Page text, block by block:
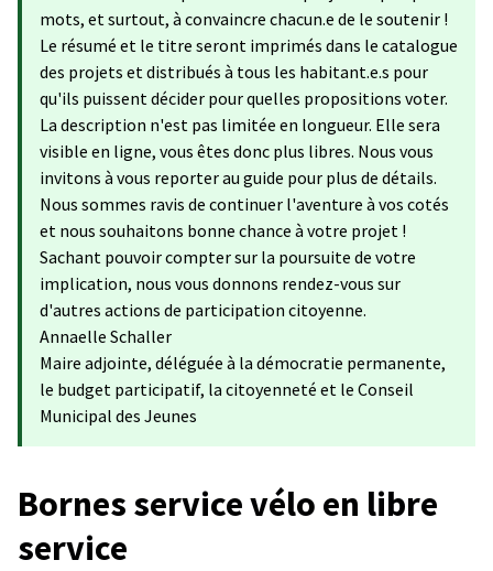
mots, et surtout, à convaincre chacun.e de le soutenir !
Le résumé et le titre seront imprimés dans le catalogue
des projets et distribués à tous les habitant.e.s pour
qu'ils puissent décider pour quelles propositions voter.
La description n'est pas limitée en longueur. Elle sera
visible en ligne, vous êtes donc plus libres. Nous vous
invitons à vous reporter au guide pour plus de détails.
Nous sommes ravis de continuer l'aventure à vos cotés
et nous souhaitons bonne chance à votre projet !
Sachant pouvoir compter sur la poursuite de votre
implication, nous vous donnons rendez-vous sur
d'autres actions de participation citoyenne.
Annaelle Schaller
Maire adjointe, déléguée à la démocratie permanente,
le budget participatif, la citoyenneté et le Conseil
Municipal des Jeunes
Bornes service vélo en libre
service